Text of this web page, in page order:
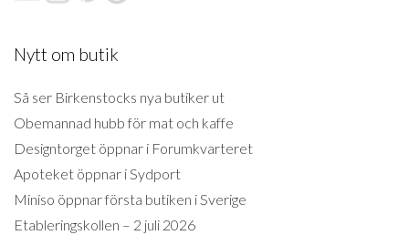
Nytt om butik
Så ser Birkenstocks nya butiker ut
Obemannad hubb för mat och kaffe
Designtorget öppnar i Forumkvarteret
Apoteket öppnar i Sydport
Miniso öppnar första butiken i Sverige
Etableringskollen – 2 juli 2026